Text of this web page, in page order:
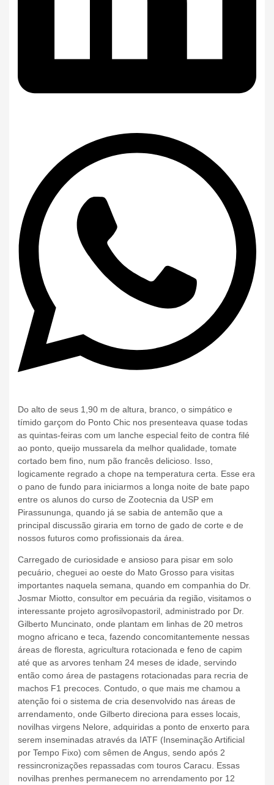
Do alto de seus 1,90 m de altura, branco, o simpático e
tímido garçom do Ponto Chic nos presenteava quase todas
as quintas-feiras com um lanche especial feito de contra filé
ao ponto, queijo mussarela da melhor qualidade, tomate
cortado bem fino, num pão francês delicioso. Isso,
logicamente regrado a chope na temperatura certa. Esse era
o pano de fundo para iniciarmos a longa noite de bate papo
entre os alunos do curso de Zootecnia da USP em
Pirassununga, quando já se sabia de antemão que a
principal discussão giraria em torno de gado de corte e de
nossos futuros como profissionais da área.
Carregado de curiosidade e ansioso para pisar em solo
pecuário, cheguei ao oeste do Mato Grosso para visitas
importantes naquela semana, quando em companhia do Dr.
Josmar Miotto, consultor em pecuária da região, visitamos o
interessante projeto agrosilvopastoril, administrado por Dr.
Gilberto Muncinato, onde plantam em linhas de 20 metros
mogno africano e teca, fazendo concomitantemente nessas
áreas de floresta, agricultura rotacionada e feno de capim
até que as arvores tenham 24 meses de idade, servindo
então como área de pastagens rotacionadas para recria de
machos F1 precoces. Contudo, o que mais me chamou a
atenção foi o sistema de cria desenvolvido nas áreas de
arrendamento, onde Gilberto direciona para esses locais,
novilhas virgens Nelore, adquiridas a ponto de enxerto para
serem inseminadas através da IATF (Inseminação Artificial
por Tempo Fixo) com sêmen de Angus, sendo após 2
ressincronizações repassadas com touros Caracu. Essas
novilhas prenhes permanecem no arrendamento por 12